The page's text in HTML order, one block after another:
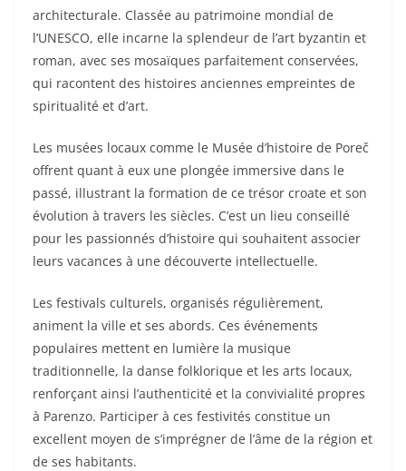
architecturale. Classée au patrimoine mondial de
l’UNESCO, elle incarne la splendeur de l’art byzantin et
roman, avec ses mosaïques parfaitement conservées,
qui racontent des histoires anciennes empreintes de
spiritualité et d’art.
Les musées locaux comme le Musée d’histoire de Poreč
offrent quant à eux une plongée immersive dans le
passé, illustrant la formation de ce trésor croate et son
évolution à travers les siècles. C’est un lieu conseillé
pour les passionnés d’histoire qui souhaitent associer
leurs vacances à une découverte intellectuelle.
Les festivals culturels, organisés régulièrement,
animent la ville et ses abords. Ces événements
populaires mettent en lumière la musique
traditionnelle, la danse folklorique et les arts locaux,
renforçant ainsi l’authenticité et la convivialité propres
à Parenzo. Participer à ces festivités constitue un
excellent moyen de s’imprégner de l’âme de la région et
de ses habitants.